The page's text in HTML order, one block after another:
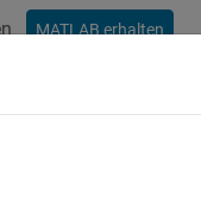
MATLAB erhalten
Object on